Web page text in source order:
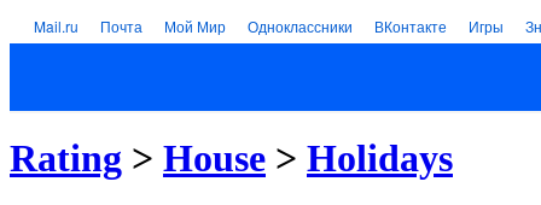
Mail.ru Почта Мой Мир Одноклассники ВКонтакте Игры
Rating > House > Holidays